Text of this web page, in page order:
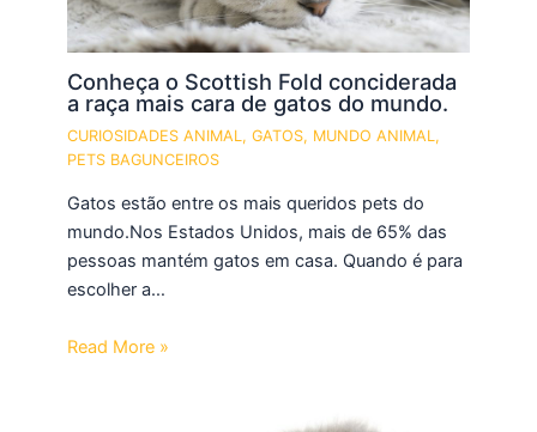
Conheça o Scottish Fold conciderada
a raça mais cara de gatos do mundo.
CURIOSIDADES ANIMAL ,GATOS, MUNDO ANIMAL ,
PETS BAGUNCEIROS
Gatos estão entre os mais queridos pets do
mundo.Nos Estados Unidos, mais de 65% das
pessoas mantém gatos em casa. Quando é para
escolher a…
Read More »